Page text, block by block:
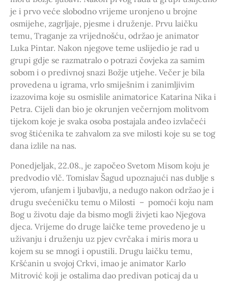
je i prvo veće slobodno vrijeme uronjeno u brojne
osmijehe, zagrljaje, pjesme i druženje. Prvu laičku
temu, Traganje za vrijednošću, održao je animator
Luka Pintar. Nakon njegove teme uslijedio je rad u
grupi gdje se razmatralo o potrazi čovjeka za samim
sobom i o predivnoj snazi Božje utjehe. Večer je bila
provedena u igrama, vrlo smiješnim i zanimljivim
izazovima koje su osmislile animatorice Katarina Nika i
Petra. Cijeli dan bio je okrunjen večernjom molitvom
tijekom koje je svaka osoba postajala anđeo izvlačeći
svog štićenika te zahvalom za sve milosti koje su se tog
dana izlile na nas.
Ponedjeljak, 22.08., je započeo Svetom Misom koju je
predvodio vlč. Tomislav Šagud upoznajući nas dublje s
vjerom, ufanjem i ljubavlju, a nedugo nakon održao je i
drugu svećeničku temu o Milosti – pomoći koju nam
Bog u životu daje da bismo mogli živjeti kao Njegova
djeca. Vrijeme do druge laičke teme provedeno je u
uživanju i druženju uz pjev cvrčaka i miris mora u
kojem su se mnogi i opustili. Drugu laičku temu,
Kršćanin u svojoj Crkvi, imao je animator Karlo
Mitrović koji je ostalima dao predivan poticaj da u